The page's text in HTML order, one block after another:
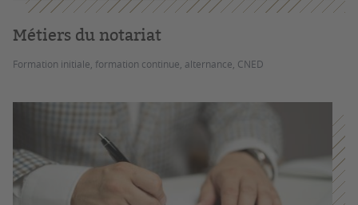
Métiers du notariat
Formation initiale, formation continue, alternance, CNED